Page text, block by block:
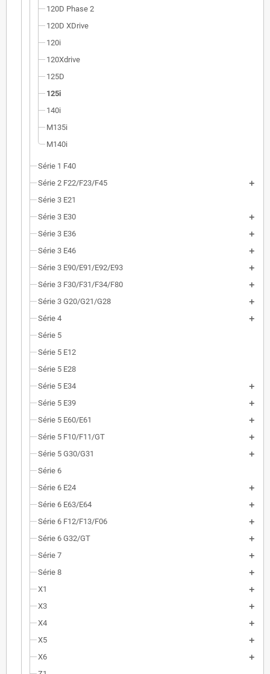
120D Phase 2
120D XDrive
120i
120Xdrive
125D
125i
140i
M135i
M140i
Série 1 F40
Série 2 F22/F23/F45
Série 3 E21
Série 3 E30
Série 3 E36
Série 3 E46
Série 3 E90/E91/E92/E93
Série 3 F30/F31/F34/F80
Série 3 G20/G21/G28
Série 4
Série 5
Série 5 E12
Série 5 E28
Série 5 E34
Série 5 E39
Série 5 E60/E61
Série 5 F10/F11/GT
Série 5 G30/G31
Série 6
Série 6 E24
Série 6 E63/E64
Série 6 F12/F13/F06
Série 6 G32/GT
Série 7
Série 8
X1
X3
X4
X5
X6